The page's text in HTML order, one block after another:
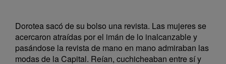
Dorotea sacó de su bolso una revista. Las mujeres se
acercaron atraídas por el imán de lo inalcanzable y
pasándose la revista de mano en mano admiraban las
modas de la Capital. Reían, cuchicheaban entre sí y